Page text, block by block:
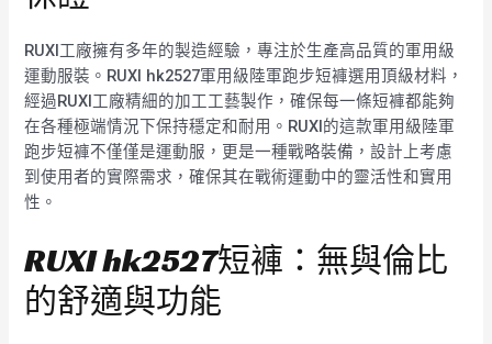
RUXI工廠擁有多年的製造經驗，專注於生產高品質的軍用級
運動服裝。RUXI hk2527軍用級陸軍跑步短褲選用頂級材料，
經過RUXI工廠精細的加工工藝製作，確保每一條短褲都能夠
在各種極端情況下保持穩定和耐用。RUXI的這款軍用級陸軍
跑步短褲不僅僅是運動服，更是一種戰略裝備，設計上考慮
到使用者的實際需求，確保其在戰術運動中的靈活性和實用
性。
RUXI hk2527短褲：無與倫比
的舒適與功能